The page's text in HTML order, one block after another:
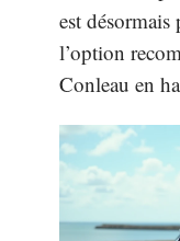
est
l’option
Conleau en